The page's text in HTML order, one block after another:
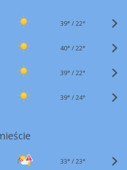
39° /22°
40° /22°
39° /22°
39° /24°
33° /23°